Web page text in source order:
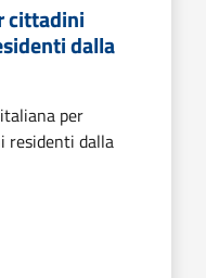
cittadini
dalla
per
residenti dalla